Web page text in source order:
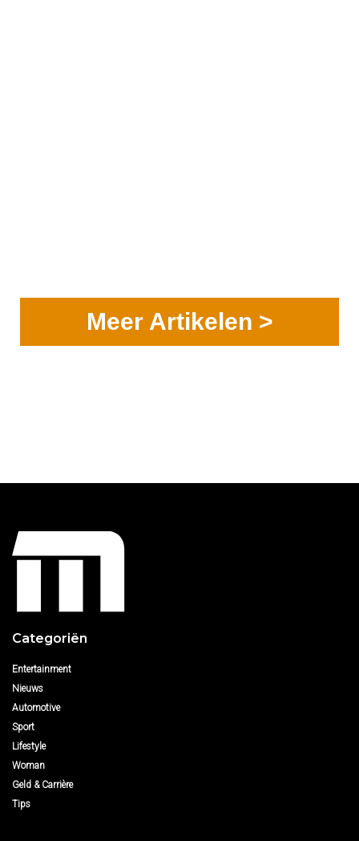
Meer Artikelen >
Categoriën
Entertainment
Nieuws
Automotive
Sport
Lifestyle
Woman
Geld & Carrière
Tips